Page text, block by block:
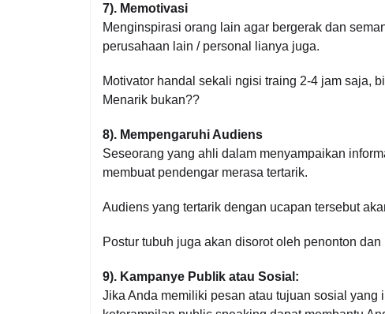
7). Memotivasi
Menginspirasi orang lain agar bergerak dan
perusahaan lain / personal lianya juga.
Motivator handal sekali ngisi traing 2-4 jam saja,
Menarik bukan??
8). Mempengaruhi Audiens
Seseorang yang ahli dalam menyampaikan
membuat pendengar merasa tertarik.
Audiens yang tertarik dengan ucapan tersebut
Postur tubuh juga akan disorot oleh penonton
9). Kampanye Publik atau Sosial:
Jika Anda memiliki pesan atau tujuan sosial yang